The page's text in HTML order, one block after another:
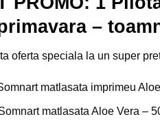
–
oferta speciala la un super
matlasata imprimeu
matlasata Aloe Vera –